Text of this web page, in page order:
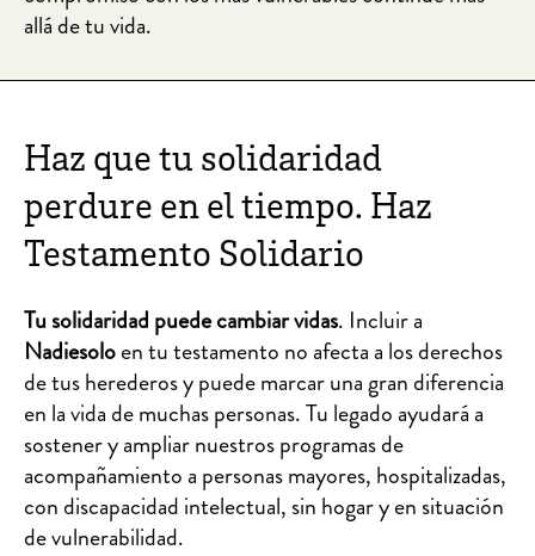
allá de tu vida.
Haz que tu solidaridad
perdure en el tiempo. Haz
Testamento Solidario
Tu solidaridad puede cambiar vidas. Incluir a
Nadiesoloen tu testamento no afecta a los derechos
de tus herederos y puede marcar una gran diferencia
en la vida de muchas personas. Tu legado ayudará a
sostener y ampliar nuestros programas de
acompañamiento a personas mayores, hospitalizadas,
con discapacidad intelectual, sin hogar y en situación
de vulnerabilidad.